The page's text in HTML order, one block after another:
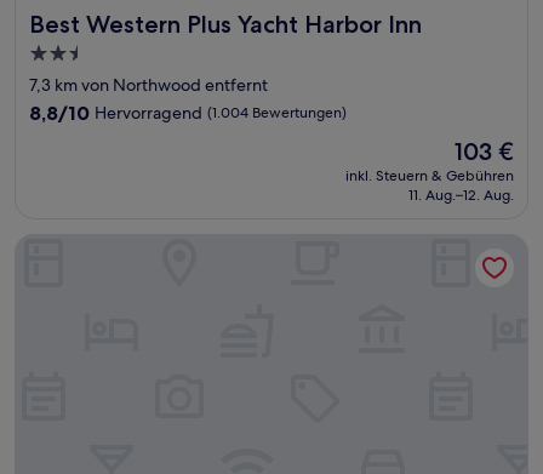
Best Western Plus Yacht Harbor Inn
Best Western Plus Yacht Harbor Inn
2.5-
Sterne-
Unterkunft
7,3 km von Northwood entfernt
8.8
8,8/10 Hervorragend (1.004 Bewertungen)
Der
Preis
beträgt
103 €
inkl. Steuern & Gebühren
11. Aug.–12. Aug.